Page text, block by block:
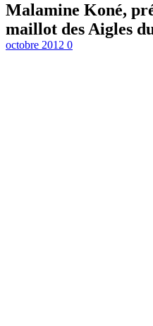
Malamine Koné,
maillot des Aigles
octobre 2012 0